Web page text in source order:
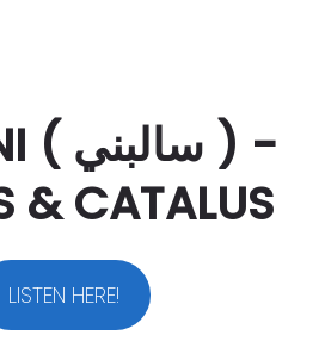
( سالبني ) -
& CATALUS
LISTEN HERE!